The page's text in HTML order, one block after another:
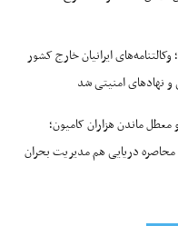
ایرانیان خارج کشور
و نهادهای امنیتی شد
معطل ماندن هزاران کامیون؛
دریایی هم مدیریت بحران